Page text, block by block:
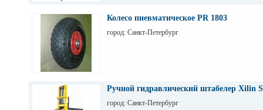
Колесо пневматическое PR 1803
город: Санкт-Петербург
Ручной гидравлический штабелер Xilin
город: Санкт-Петербург